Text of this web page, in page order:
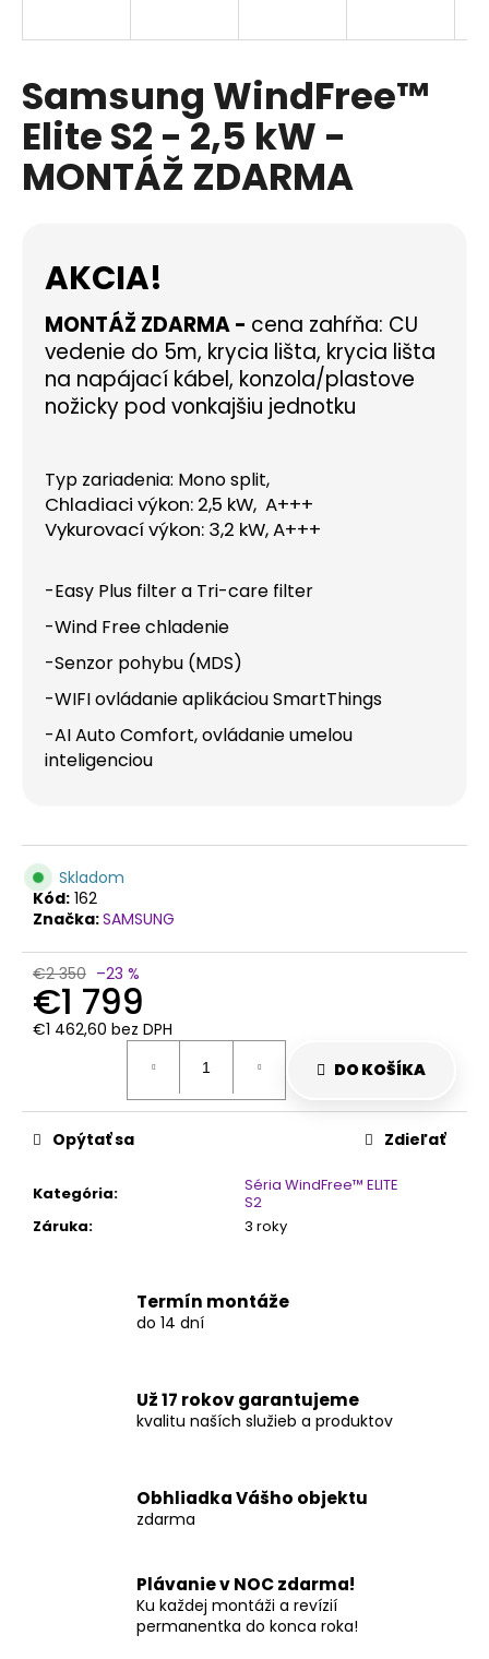
Samsung WindFree™
Elite S2 - 2,5 kW -
MONTÁŽ ZDARMA
AKCIA!
MONTÁŽ ZDARMA - cena zahŕňa: CU
vedenie do 5m, krycia lišta, krycia lišta
na napájací kábel, konzola/plastove
nožicky pod vonkajšiu jednotku
Typ zariadenia: Mono split,
Chladiaci výkon: 2,5 kW, A+++
Vykurovací výkon: 3,2 kW, A+++
-Easy Plus filter a Tri-care filter
-Wind Free chladenie
-Senzor pohybu (MDS)
-WIFI ovládanie aplikáciou SmartThings
-AI Auto Comfort, ovládanie umelou
inteligenciou
Skladom
Kód: 162
Značka:SAMSUNG
€2 350 –23 %
€1 799
€1 462,60 bez DPH
DO KOŠÍKA
Kategória:
Séria WindFree™ ELITE
S2
Záruka: 3 roky
Opýtať sa Zdieľať
Termín montáže
do 14 dní
Už 17 rokov garantujeme
kvalitu naších služieb a produktov
Obhliadka Vášho objektu
zdarma
Plávanie v NOC zdarma!
Ku každej montáži a revízií
permanentka do konca roka!
s
ť
?